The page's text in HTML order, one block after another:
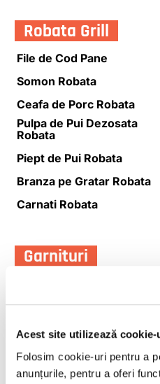
Acest site utilizează cookie-
Folosim cookie-uri pentru a
anunțurile, pentru a oferi
Robata Grill
File de Cod Pane
Somon Robata
Ceafa de Porc Robata
Pulpa de Pui Dezosata
Robata
Piept de Pui Robata
Branza pe Gratar Robata
Carnati Robata
Garnituri
Cartofi la Cuptor cu
Orez Basmati cu Legume
Legume Europene la Abur